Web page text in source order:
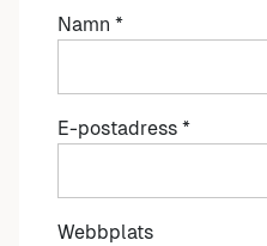
Namn *
E-postadress *
Webbplats